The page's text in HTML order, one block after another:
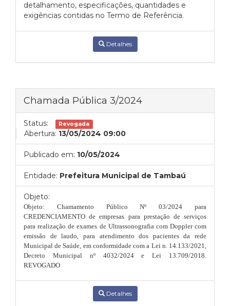
detalhamento, especificações, quantidades e
exigências contidas no Termo de Referência.
Detalhes
Chamada Pública 3/2024
Status: Revogada
Abertura: 13/05/2024 09:00
Publicado em: 10/05/2024
Entidade: Prefeitura Municipal de Tambaú
Objeto:
Objeto: Chamamento Público Nº 03/2024 para
CREDENCIAMENTOde empresas para prestação deserviços
para realização de exames de Ultrassonografia com Doppler com
emissão de laudo, para atendimento dos pacientes da rede
Municipal de Saúde, em conformidade com a Lei n. 14.133/2021,
Decreto Municipal nº 4032/2024 e Lei 13.709/2018.
REVOGADO
Detalhes